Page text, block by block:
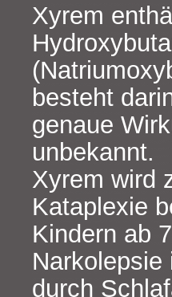
Xyrem
besteht
genaue
unbekannt.
Xyrem wird
Kataplexie
Kindern ab
durch